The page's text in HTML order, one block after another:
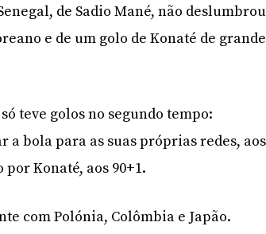
de Sadio Mané, não deslumbrou
e de um golo de Konaté de grande
teve golos no segundo tempo:
bola para as suas próprias redes, aos
Konaté, aos 90+1.
com Polónia, Colômbia e Japão.